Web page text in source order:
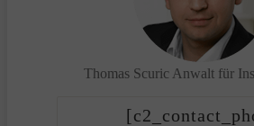
Thomas Scuric Anwalt für